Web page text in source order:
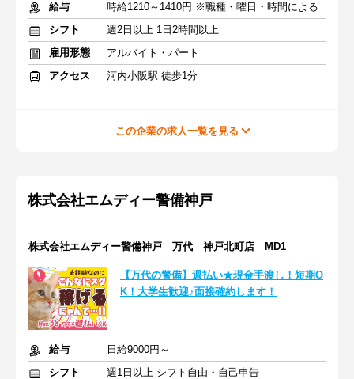
給与
時給1210～1410円 ※職種・曜日・時間による
シフト
週2日以上 1日2時間以上
雇用形態
アルバイト・パート
アクセス
河内小阪駅 徒歩1分
この企業の求人一覧を見る
株式会社エムディー警備神戸
株式会社エムディー警備神戸 万代 神戸北町店 MD1
【万代の警備】週払い★現金手渡し！短期O
K！大学生歓迎♪面接確約します！
給与
日給9000円～
シフト
週1日以上 シフト自由・自己申告